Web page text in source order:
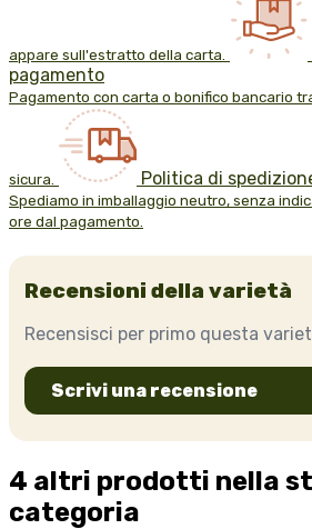
appare sull'estratto della carta.
pagamento
Pagamento con carta o bonifico bancario
sicura. Politica di
Spediamo in imballaggio neutro, senza
ore dal pagamento.
Recensioni della varietà
Recensisci per primo questa
Scrivi una recensione
4 altri prodotti nella
categoria